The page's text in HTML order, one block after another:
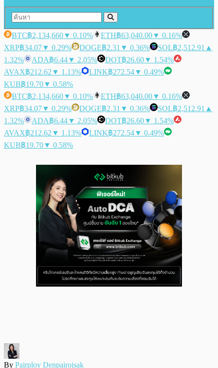
BTC฿2,134,660▼ 0.10% ETH฿63,040.00▼ 0.16%
XRP฿34.07▼ 0.29% DOGE฿2.31 ▼ 0.36% SOL฿2,512.91 ▲
1.32%
ADA฿6.44▼ 2.05% DOT฿26.60▼ 1.54%
AVAX฿212.62 ▼ 1.13% LINK฿272.54▼ 0.49%
KUB฿19.70▼ 0.58%
BTC฿2,134,660▼ 0.10% ETH฿63,040.00▼ 0.16%
XRP฿34.07▼ 0.29% DOGE฿2.31 ▼ 0.36% SOL฿2,512.91 ▲
1.32%
ADA฿6.44▼ 2.05% DOT฿26.60▼ 1.54%
AVAX฿212.62 ▼ 1.13% LINK฿272.54▼ 0.49%
KUB฿19.70▼ 0.58%
By Pairploy Denpairojsak